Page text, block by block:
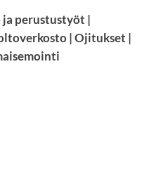
ja perustustyöt |
|Ojitukset |